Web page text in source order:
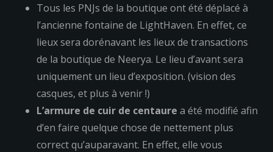
Tous les PNJs de la boutique ont été déplacé à
l’ancienne fontaine de LightHaven. En effet, ce
lieux sera dorénavant les lieux de transactions
de la boutique de Neerya. Le lieu d’avant sera
uniquement un lieu d’exposition. (vision des
casques, et plus à venir !)
L’armure de cuir de centaure a été modifié afin
d’en faire quelque chose de nettement plus
correct qu’auparavant. En effet, elle vous